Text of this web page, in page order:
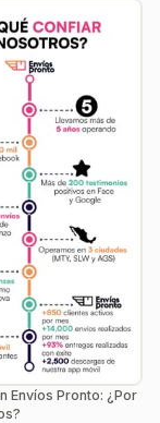
Envíos Pronto: ¿Por